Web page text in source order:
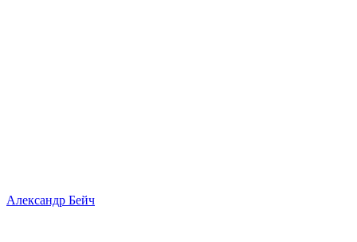
Александр Бейч